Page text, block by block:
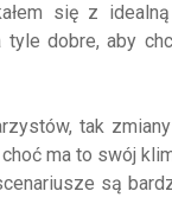
się z
dobre, aby
tak
ma to swój
są